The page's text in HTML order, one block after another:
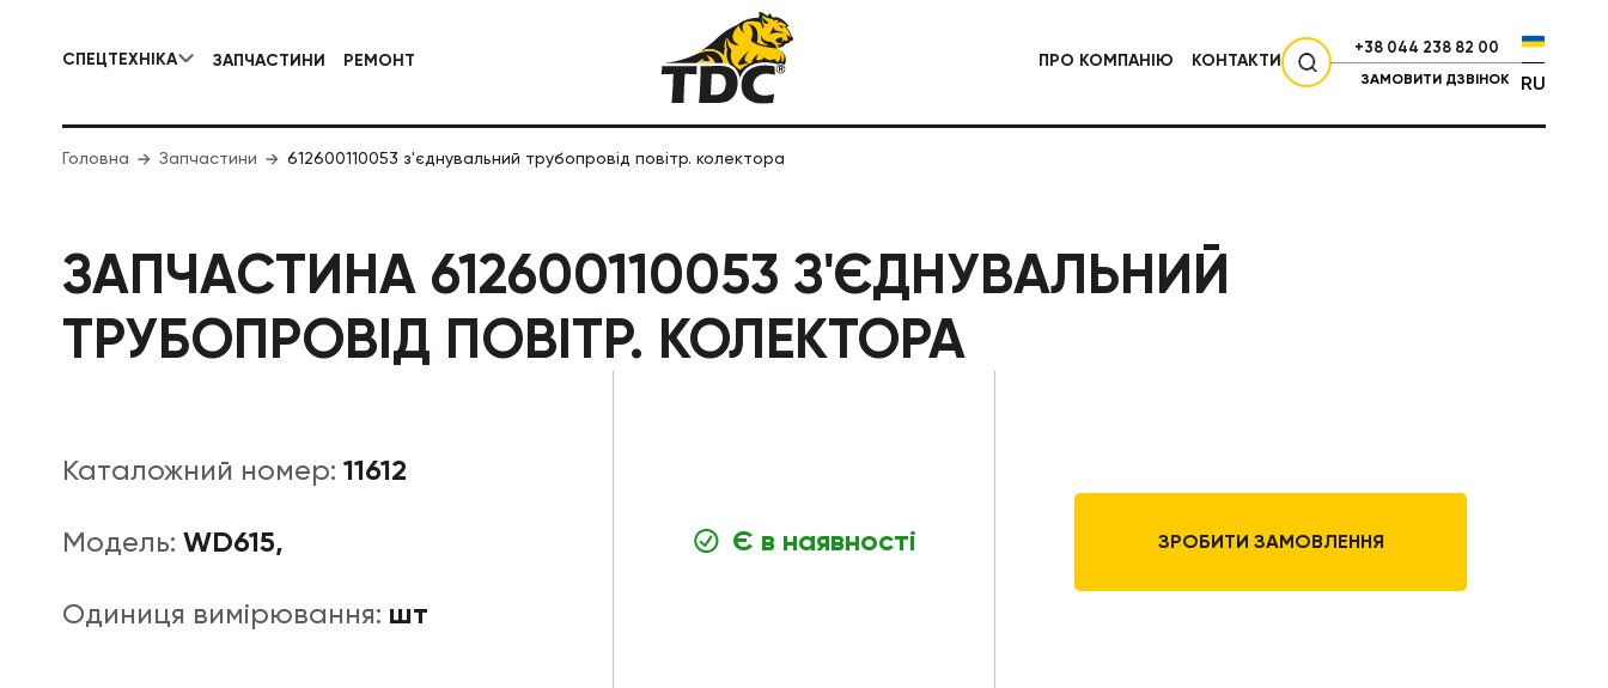
СПЕЦТЕХНІКА
КОМУНАЛЬНА СПЕЦТЕХНІКА ДОРОЖНЯ СПЕЦТЕХНІКА
ЗАПЧАСТИНИ РЕМОНТ ПРО КОМПАНІЮ КОНТАКТИ
+38 044 238 82 00
ЗАМОВИТИ ДЗВІНОК RU
Головна Запчастини 612600110053 з'єднувальний трубопровід повітр. колектора
ЗАПЧАСТИНА 612600110053 З'ЄДНУВАЛЬНИЙ
ТРУБОПРОВІД ПОВІТР. КОЛЕКТОРА
Каталожний номер: 11612
Модель: WD615,
Одиниця вимірювання: шт
Є в наявності ЗРОБИТИ ЗАМОВЛЕННЯ